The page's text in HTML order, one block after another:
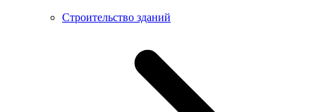
Строительство зданий